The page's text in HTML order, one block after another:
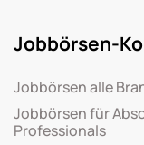
Jobbörsen-
Jobbörsen alle
Jobbörsen für
Professionals